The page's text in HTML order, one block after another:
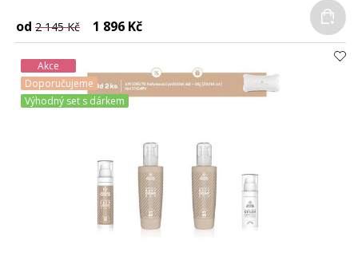
od 2 145 Kč 1 896 Kč
Akce
Doporučujeme
Výhodný set s dárkem